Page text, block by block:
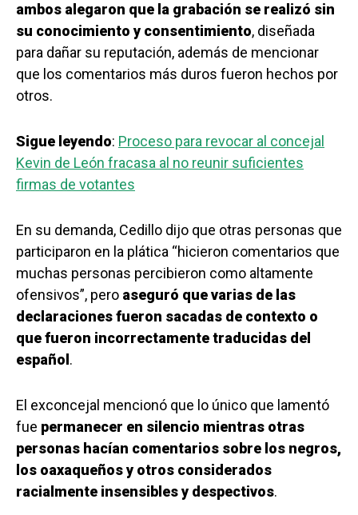
ambos alegaron que la grabación se realizó sin
su conocimiento y consentimiento, diseñada
para dañar su reputación, además de mencionar
que los comentarios más duros fueron hechos por
otros.
Sigue leyendo: Proceso para revocar al concejal
Kevin de León fracasa al no reunir suficientes
firmas de votantes
En su demanda, Cedillo dijo que otras personas que
participaron en la plática “hicieron comentarios que
muchas personas percibieron como altamente
ofensivos”, pero aseguró que varias de las
declaraciones fueron sacadas de contexto o
que fueron incorrectamente traducidas del
español .
El exconcejal mencionó que lo único que lamentó
fue permanecer en silencio mientras otras
personas hacían comentarios sobre los negros,
los oaxaqueños y otros considerados
racialmente insensibles y despectivos.